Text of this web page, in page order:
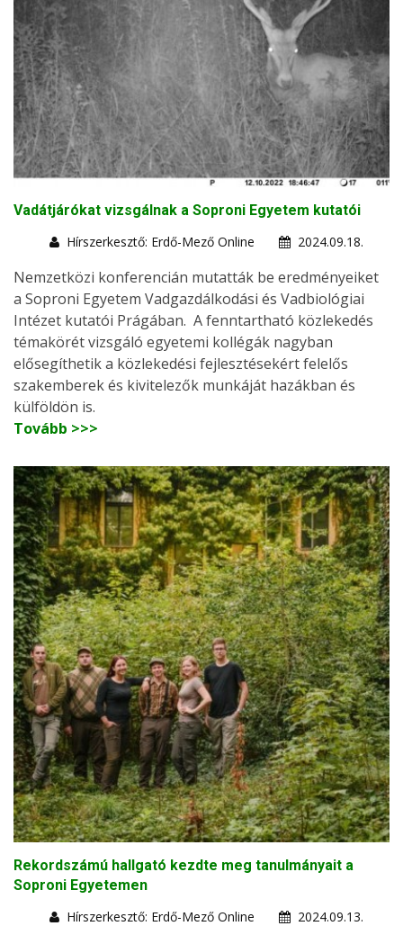
Vadátjárókat vizsgálnak a Soproni Egyetem kutatói
Hírszerkesztő: Erdő-Mező Online
2024.09.18.
Nemzetközi konferencián mutatták be eredményeiket
a Soproni Egyetem Vadgazdálkodási és Vadbiológiai
Intézet kutatói Prágában. A fenntartható közlekedés
témakörét vizsgáló egyetemi kollégák nagyban
elősegíthetik a közlekedési fejlesztésekért felelős
szakemberek és kivitelezők munkáját hazákban és
külföldön is.
Tovább >>>
Rekordszámú hallgató kezdte meg tanulmányait a
Soproni Egyetemen
Hírszerkesztő: Erdő-Mező Online
2024.09.13.